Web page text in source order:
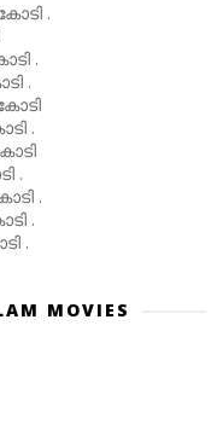
.
.
.
.
.
.
.
.
MOVIES